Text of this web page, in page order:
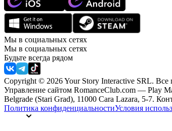
Мы в социальных сетях
Мы в социальных сетях
Будьте всегда рядом
Copyright © 2026 Your Story Interactive SRL. Все
Управление сайтом RomanceClub.com — Play
Belgrade (Stari Grad), 11000 Cara Lazara, 5-7.
Политика конфиденциальностиУсловия